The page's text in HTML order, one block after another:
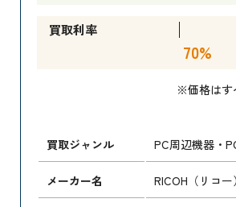
買取利率
70%
※価格はす
買取ジャンル PC周辺機器・
メーカー名 RICOH（リコー）